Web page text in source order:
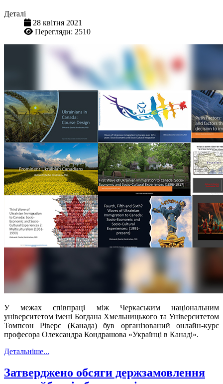
Деталі
28 квітня 2021
Перегляди: 2510
У межах співпраці між Черкаським національним
університетом імені Богдана Хмельницького та Університетом
Томпсон Ріверс (Канада) був організований онлайн-курс
професора Олександра Кондрашова «Українці в Канаді».
Детальніше...
Затверджено обсяги держзамовлення